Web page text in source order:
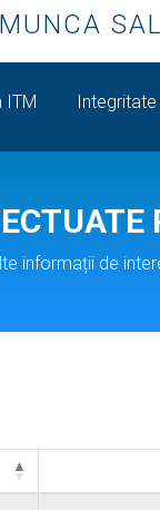
ITM
informații de